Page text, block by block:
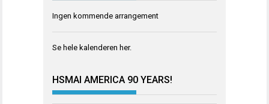
Ingen kommende arrangement
Se hele kalenderen her.
HSMAI AMERICA 90 YEARS!